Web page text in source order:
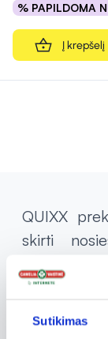
Sutikimas
% PAPILDOMA
Į krepšelį
QUIXX
skirti